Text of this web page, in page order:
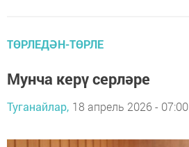
ТӨРЛЕДӘН-ТӨРЛЕ
Мунча керү серләре
Туганайлар, 18 апрель 2026 - 07:00